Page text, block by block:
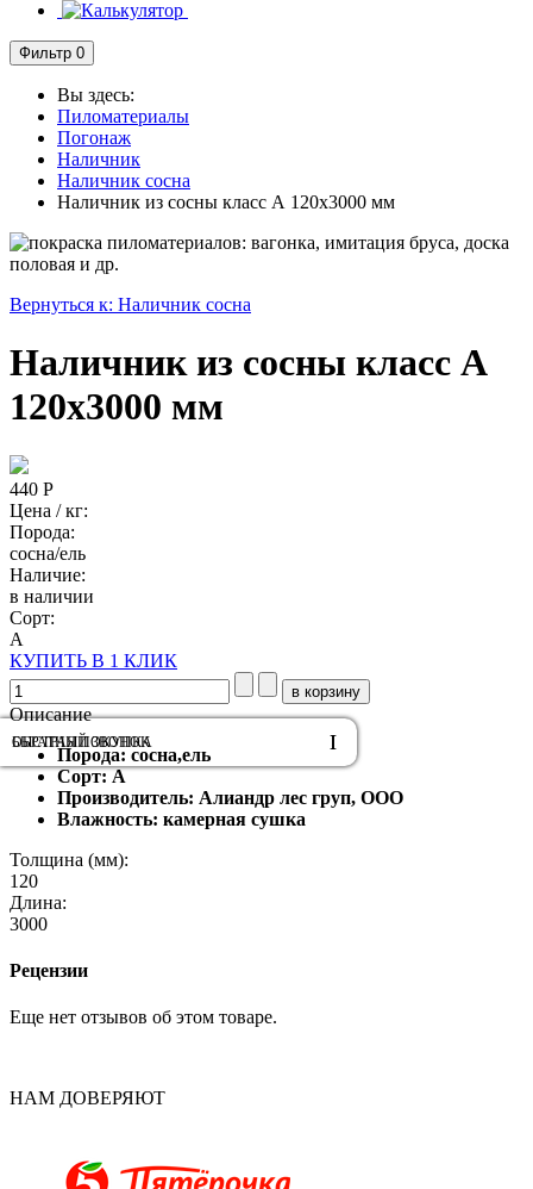
Фильтр 0
Вы здесь:
Пиломатериалы
Погонаж
Наличник
Наличник сосна
Наличник из сосны класс А 120x3000 мм
Вернуться к: Наличник сосна
Наличник из сосны класс А
120x3000 мм
440 Р
Цена / кг:
Порода:
сосна/ель
Наличие:
в наличии
Сорт:
А
КУПИТЬ В 1 КЛИК
Описание
Порода: сосна,ель
Сорт: А
Производитель: Алиандр лес груп, ООО
Влажность: камерная сушка
Толщина (мм):
120
Длина:
3000
Рецензии
Еще нет отзывов об этом товаре.
НАМ ДОВЕРЯЮТ
ОБРАТНЫЙ ЗВОНОК
БЫСТРАЯ ПОКУПКА